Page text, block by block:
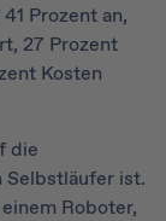
Prozent an,
27 Prozent
Kosten
die
Selbstläufer ist.
Roboter,